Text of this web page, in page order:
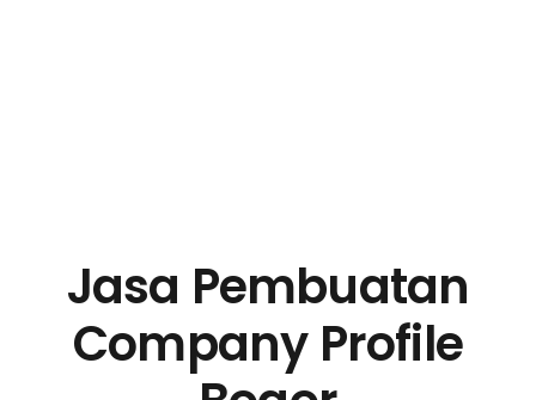
Jasa Pembuatan
Company Profile